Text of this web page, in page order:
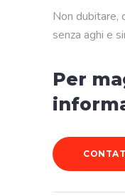
Non dubitare,
senza aghi e
Per